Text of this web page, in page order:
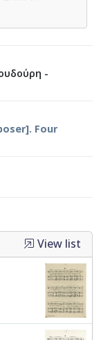
-
Four
View list